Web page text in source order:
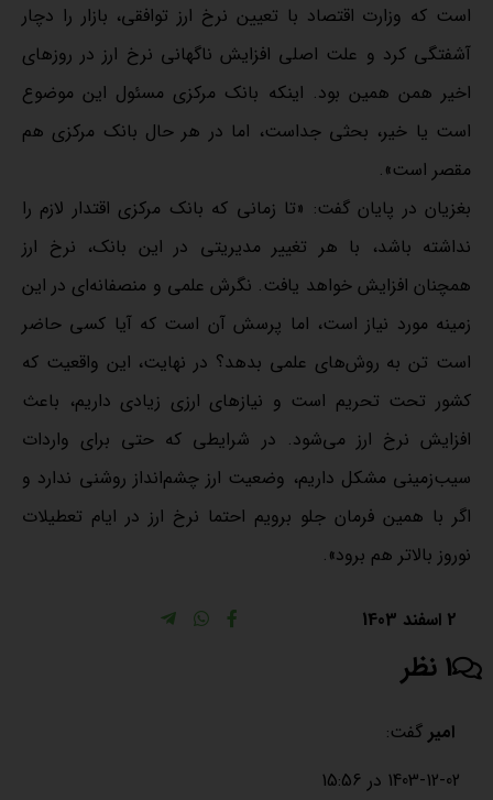
است که وزارت اقتصاد با تعیین نرخ ارز توافقی، بازار را دچار
آشفتگی کرد و علت اصلی افزایش ناگهانی نرخ ارز در روزهای
اخیر همن همین بود. اینکه بانک مرکزی مسئول این موضوع
است یا خیر، بحثی جداست، اما در هر حال بانک مرکزی هم
مقصر است».
بغزیان در پایان گفت: «تا زمانی که بانک مرکزی اقتدار لازم را
نداشته باشد، با هر تغییر مدیریتی در این بانک، نرخ ارز
همچنان افزایش خواهد یافت. نگرش علمی و منصفانه‌ای در این
زمینه مورد نیاز است، اما پرسش آن است که آیا کسی حاضر
است تن به روش‌های علمی بدهد؟ در نهایت، این واقعیت که
کشور تحت تحریم است و نیازهای ارزی زیادی داریم، باعث
افزایش نرخ ارز می‌شود. در شرایطی که حتی برای واردات
سیب‌زمینی مشکل داریم، وضعیت ارز چشم‌انداز روشنی ندارد و
اگر با همین فرمان جلو برویم احتما نرخ ارز در ایام تعطیلات
نوروز بالاتر هم برود».
2 اسفند 1403
1 نظر
امیر گفت:
1403-12-02 در 15:56